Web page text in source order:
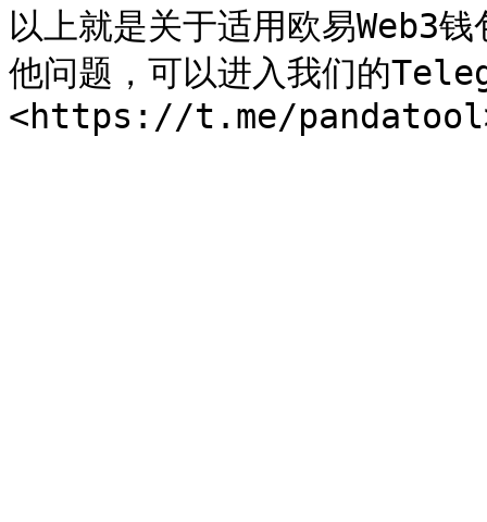
以上就是关于适用欧易Web3
他问题，可以进入我们的